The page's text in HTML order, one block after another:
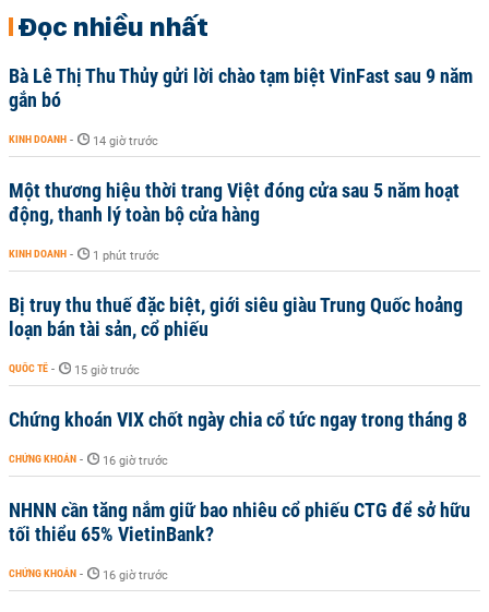
Đọc nhiều nhất
Bà Lê Thị Thu Thủy gửi lời chào tạm biệt VinFast sau 9 năm
gắn bó
KINH DOANH - 14 giờ trước
Một thương hiệu thời trang Việt đóng cửa sau 5 năm hoạt
động, thanh lý toàn bộ cửa hàng
KINH DOANH - 1 phút trước
Bị truy thu thuế đặc biệt, giới siêu giàu Trung Quốc hoảng
loạn bán tài sản, cổ phiếu
QUỐC TẾ - 15 giờ trước
Chứng khoán VIX chốt ngày chia cổ tức ngay trong tháng 8
CHỨNG KHOÁN - 16 giờ trước
NHNN cần tăng nắm giữ bao nhiêu cổ phiếu CTG để sở hữu
tối thiểu 65% VietinBank?
CHỨNG KHOÁN - 16 giờ trước